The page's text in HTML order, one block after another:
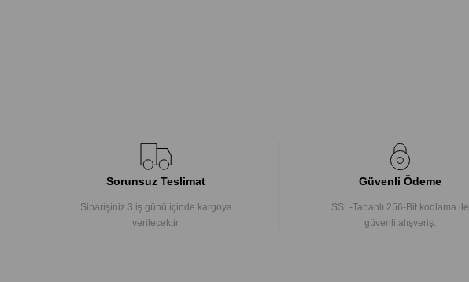
Sorunsuz Teslimat
Siparişiniz 3 iş günü içinde kargoya
verilecektir.
Güvenli Ödeme
SSL-Tabanlı 256-Bit kodlama ile
güvenli alışveriş.